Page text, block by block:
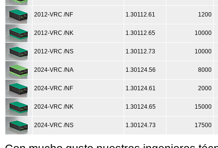
2012-VRC /NF 1.30112.61 1200
2012-VRC /NK 1.30112.65 10000
2012-VRC /NS 1.30112.73 10000
2024-VRC /NA 1.30124.56 8000
2024-VRC /NF 1.30124.61 2000
2024-VRC /NK 1.30124.65 15000
2024-VRC /NS 1.30124.73 17500